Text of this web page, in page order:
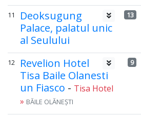
11
Deoksugung
Palace, palatul unic
al Seulului
13
12
Revelion Hotel
Tisa Baile Olanesti
un Fiasco - Tisa Hotel
» BĂILE OLĂNEȘTI
9